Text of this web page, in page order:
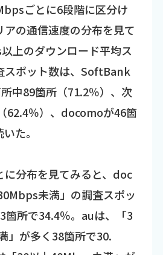
ごとに6段階に区分け
アの通信速度の分布を見て
上のダウンロード平均ス
スポット数は、SoftBank
中89箇所（71.2％）、次
62.4％）、docomoが46箇
た。
に分布を見てみると、doc
未満」の調査スポッ
箇所で34.4％。auは、「3
」が多く38箇所で30.